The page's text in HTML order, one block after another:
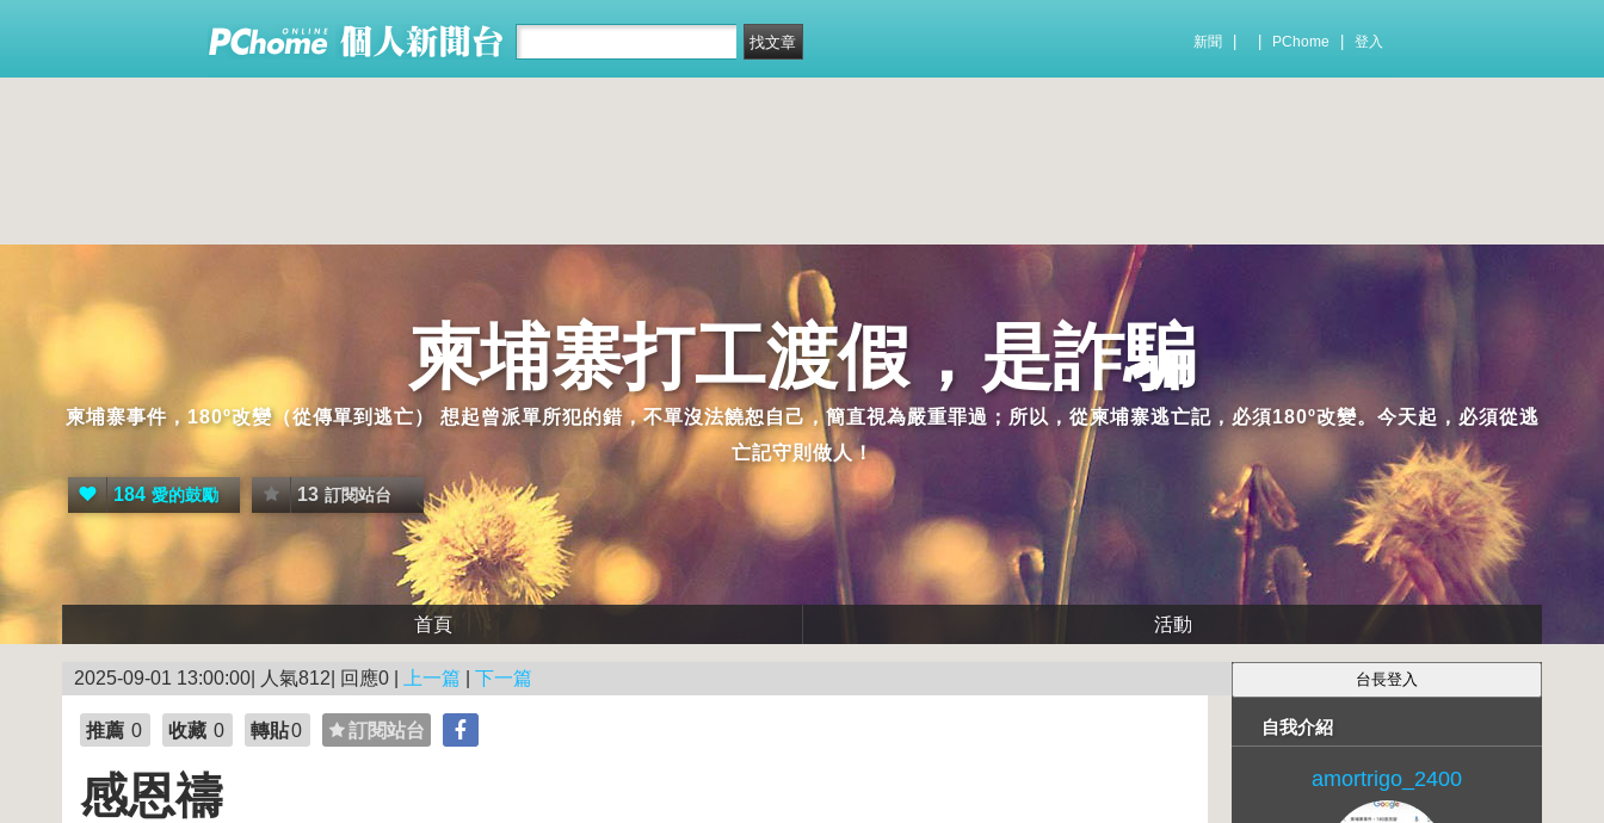
新聞 PChome 登入
柬埔寨打工渡假，是詐騙
柬埔寨事件，180º改變（從傳單到逃亡） 想起曾派單所犯的錯，不單沒法饒恕自己，簡直視為嚴重罪過；所以，從柬埔寨逃亡記，必須180º改變。今天起，必須從逃
亡記守則做人！
184 愛的鼓勵 13 訂閱站台
首頁 活動
2025-09-01 13:00:00| 人氣812| 回應0 | 上一篇 下一篇
推薦 0 收藏 0 轉貼0 訂閱站台
感恩禱
自我介紹
amortrigo_2400